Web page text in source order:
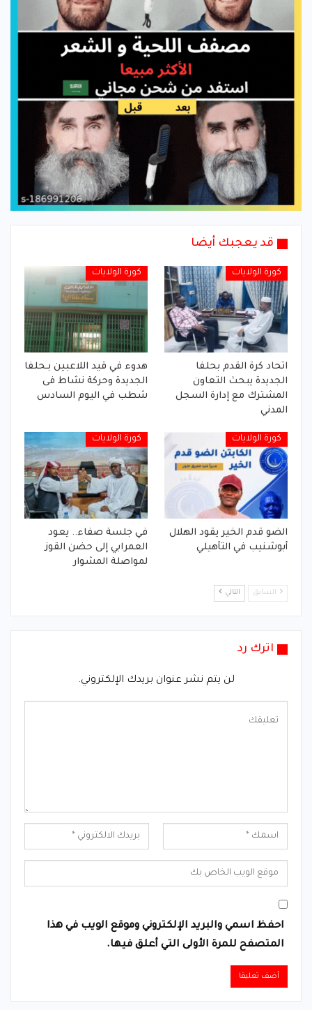
قد يعجبك أيضا
كورة الولايات
اتحاد كرة القدم بحلفا
الجديدة يبحث التعاون
المشترك مع إدارة السجل
المدني
كورة الولايات
هدوء في قيد اللاعبين بـحلفا
الجديدة وحركة نشاط فى
شطب في اليوم السادس
كورة الولايات
الضو قدم الخير يقود الهلال
أبوشنيب في التأهيلي
كورة الولايات
في جلسة صفاء.. يعود
العمرابي إلى حضن القوز
لمواصلة المشوار
السابق التالي
اترك رد
لن يتم نشر عنوان بريدك الإلكتروني.
احفظ اسمي والبريد الإلكتروني وموقع الويب في هذا
المتصفح للمرة الأولى التي أعلق فيها.